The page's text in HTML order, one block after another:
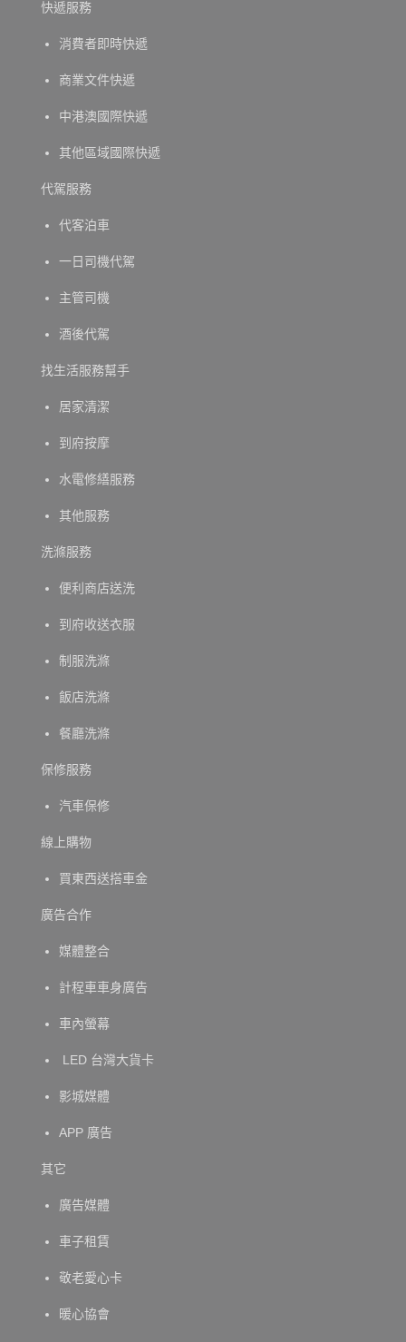
快遞服務
消費者即時快遞
商業文件快遞
中港澳國際快遞
其他區域國際快遞
代駕服務
代客泊車
一日司機代駕
主管司機
酒後代駕
找生活服務幫手
居家清潔
到府按摩
水電修繕服務
其他服務
洗滌服務
便利商店送洗
到府收送衣服
制服洗滌
飯店洗滌
餐廳洗滌
保修服務
汽車保修
線上購物
買東西送搭車金
廣告合作
媒體整合
計程車車身廣告
車內螢幕
LED 台灣大貨卡
影城媒體
APP 廣告
其它
廣告媒體
車子租賃
敬老愛心卡
暖心協會